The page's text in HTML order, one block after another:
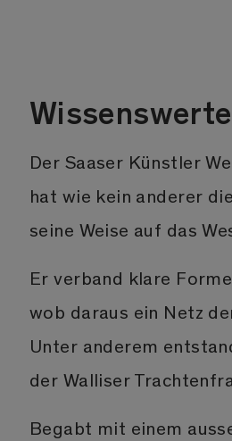
Der Saaser Künstler
hat wie kein anderer
seine Weise auf das
Er verband klare
wob daraus ein Netz
Unter anderem
der Walliser
Begabt mit einem